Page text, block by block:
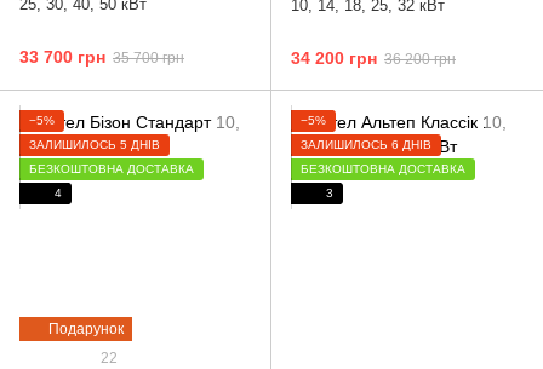
25, 30, 40, 50 кВт
33 700 грн 35 700 грн
10, 14, 18, 25, 32 кВт
34 200 грн 36 200 грн
Подарунок
−5%
ЗАЛИШИЛОСЬ 5 ДНІВ
БЕЗКОШТОВНА ДОСТАВКА
4
22
−5%
ЗАЛИШИЛОСЬ 6 ДНІВ
БЕЗКОШТОВНА ДОСТАВКА
3